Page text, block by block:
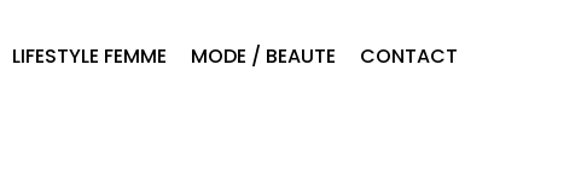
LIFESTYLE FEMME MODE / BEAUTE CONTACT